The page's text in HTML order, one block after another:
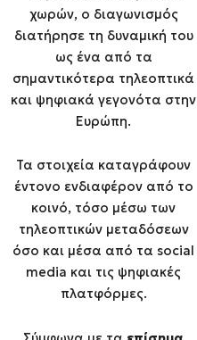
χωρών, ο διαγωνισμός
διατήρησε τη δυναμική του
ως ένα από τα
σημαντικότερα τηλεοπτικά
και ψηφιακά γεγονότα στην
Ευρώπη.
Τα στοιχεία καταγράφουν
έντονο ενδιαφέρον από το
κοινό, τόσο μέσω των
τηλεοπτικών μεταδόσεων
όσο και μέσα από τα social
media και τις ψηφιακές
πλατφόρμες.